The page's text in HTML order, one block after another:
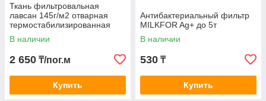
Ткань фильтровальная
лавсан 145г/м2 отварная
термостабилизированная
В наличии
2 650 ₸/пог.м
Купить
Антибактериальный фильтр
MILKFOR Ag+ до 5т
В наличии
530 ₸
Купить